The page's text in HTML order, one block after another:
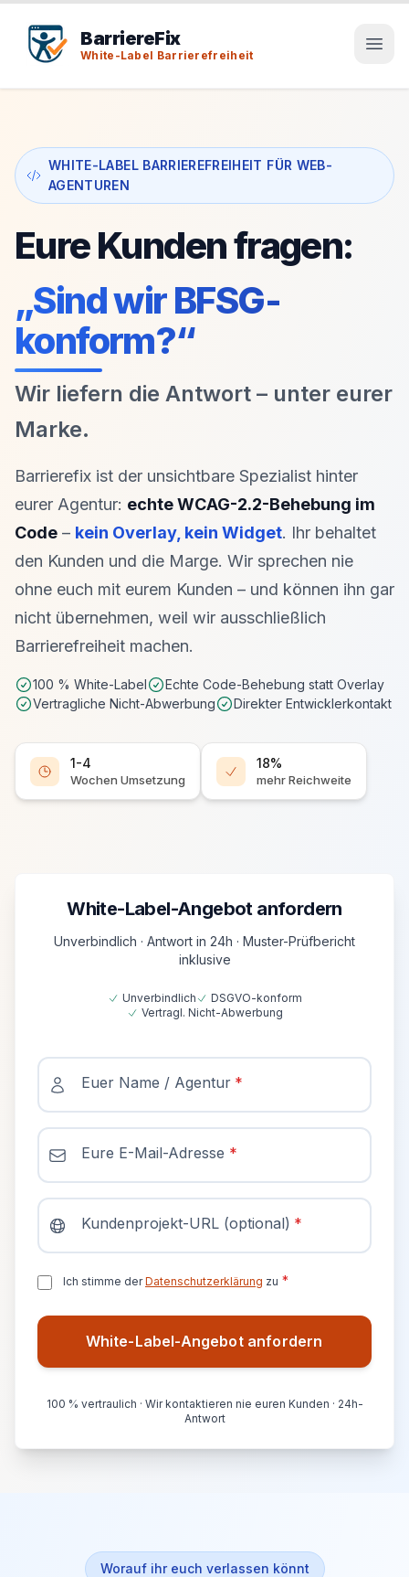
BarriereFix
White-Label Barrierefreiheit
WHITE-LABEL BARRIEREFREIHEIT FÜR WEB-
AGENTUREN
Eure Kunden fragen:
„Sind wir BFSG-
konform?“
Wir liefern die Antwort – unter eurer
Marke.
Barrierefix ist der unsichtbare Spezialist hinter
eurer Agentur: echte WCAG-2.2-Behebung im
Code – kein Overlay, kein Widget. Ihr behaltet
den Kunden und die Marge. Wir sprechen nie
ohne euch mit eurem Kunden – und können ihn gar
nicht übernehmen, weil wir ausschließlich
Barrierefreiheit machen.
100 % White-Label
Echte Code-Behebung statt Overlay
Vertragliche Nicht-Abwerbung
Direkter Entwicklerkontakt
1-4
Wochen Umsetzung
18%
mehrReichweite
White-Label-Angebot anfordern
Unverbindlich · Antwort in 24h · Muster-Prüfbericht
inklusive
Unverbindlich
DSGVO-konform
Vertragl. Nicht-Abwerbung
Kontaktinformationen
Euer Name / Agentur *
Eure E-Mail-Adresse *
Kundenprojekt-URL (optional) *
Datenschutz und Einverständnis
Ich stimme derDatenschutzerklärung zu *
White-Label-Angebot anfordern
100 % vertraulich · Wir kontaktieren nie euren Kunden · 24h-
Antwort
Worauf ihr euch verlassen könnt